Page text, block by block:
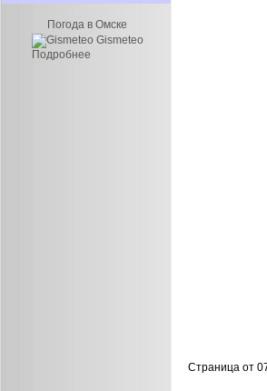
Погода в Омске
Gismeteo
Подробнее
Страница от